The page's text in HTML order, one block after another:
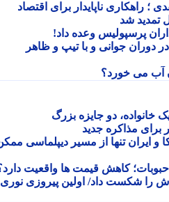
ناپایدار برای اقتصاد
شد
پرسپولیس وعده داد!
جوانی و با تیپ و ظاهر
می خورد؟
دو جایزه بزرگ
مذاکره جدید
تنها از مسیر دیپلماسی ممکن
کاهش قیمت ها واقعیت دارد؟
شکست داد/ اولین پیروزی نوری